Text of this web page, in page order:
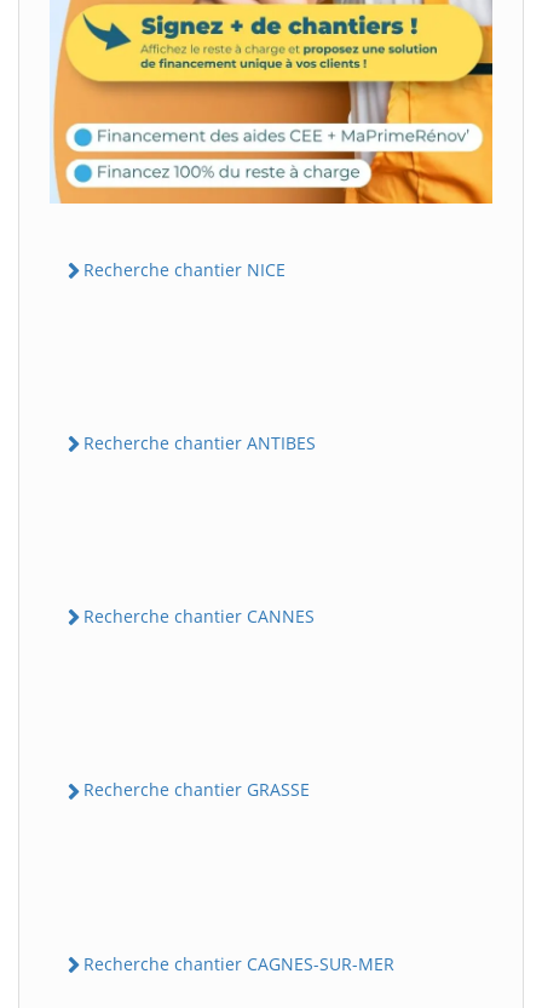
Recherche chantier NICE
Recherche chantier ANTIBES
Recherche chantier CANNES
Recherche chantier GRASSE
Recherche chantier CAGNES-SUR-MER